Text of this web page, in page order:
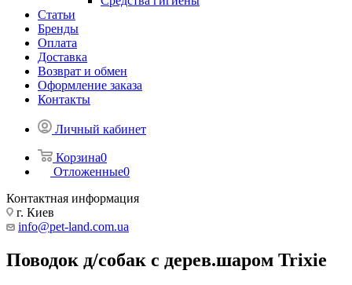
Статьи
Бренды
Оплата
Доставка
Возврат и обмен
Оформление заказа
Контакты
Личный кабинет
Корзина0
Отложенные0
Контактная информация
г. Киев
info@pet-land.com.ua
Поводок д/собак с дерев.шаром Trixie